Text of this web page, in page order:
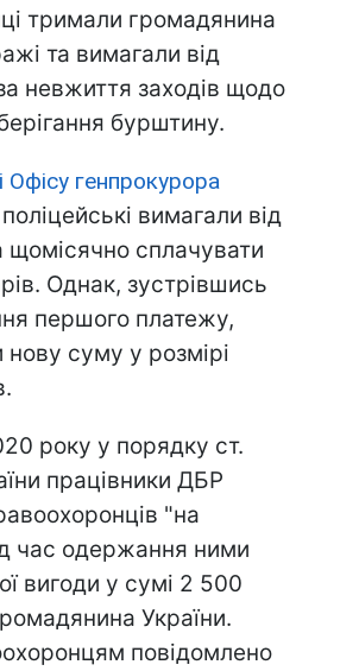
тримали громадянина
та вимагали від
невжиття заходів щодо
бурштину.
Офісу генпрокурора
вимагали від
сплачувати
Однак, зустрівшись
першого платежу,
нову суму у розмірі
року у порядку ст.
працівники ДБР
"на
час одержання ними
вигоди у сумі 2 500
України.
повідомлено